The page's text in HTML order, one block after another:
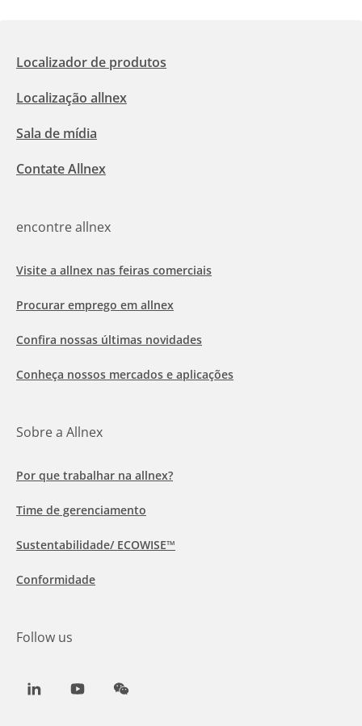
Localizador de produtos
Localização allnex
Sala de mídia
Contate Allnex
encontre allnex
Visite a allnex nas feiras comerciais
Procurar emprego em allnex
Confira nossas últimas novidades
Conheça nossos mercados e aplicações
Sobre a Allnex
Por que trabalhar na allnex?
Time de gerenciamento
Sustentabilidade/ ECOWISE™
Conformidade
Follow us
LinkedInYoutubeWeChat